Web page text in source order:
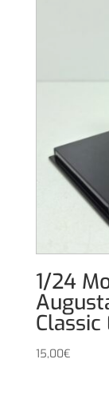
1/24
15,00€